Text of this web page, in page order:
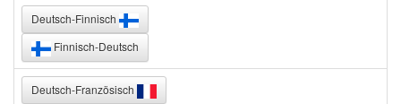
Deutsch-Finnisch
Finnisch-Deutsch
Deutsch-Französisch